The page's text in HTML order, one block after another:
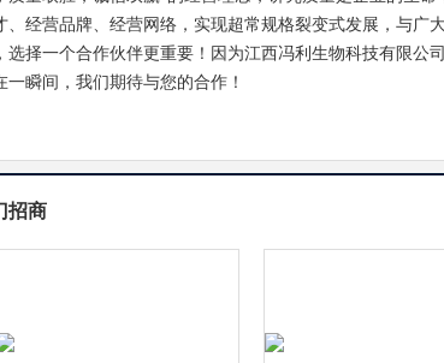
、经营品牌、经营网络，实现超常规格裂变式发展，与
选择一个合作伙伴更重要！因为江西冯利生物科技有限公
一瞬间，我们期待与您的合作！
招商